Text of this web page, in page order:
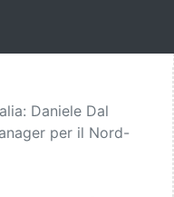
Daniele Dal
per il Nord-